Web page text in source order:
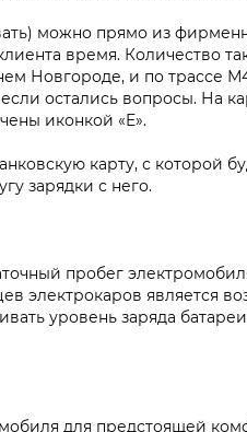
можно прямо из
время. Количество
Новгороде, и по трассе
остались вопросы. На
иконкой «E».
карту, с которой
зарядки с него.
пробег
электрокаров является
уровень заряда
для предстоящей